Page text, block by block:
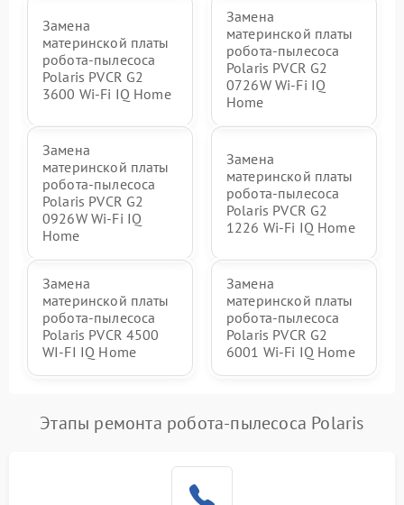
Замена
материнской платы
робота-пылесоса
Polaris PVCR G2
3600 Wi-Fi IQ Home
Замена
материнской платы
робота-пылесоса
Polaris PVCR G2
0726W Wi-Fi IQ
Home
Замена
материнской платы
робота-пылесоса
Polaris PVCR G2
0926W Wi-Fi IQ
Home
Замена
материнской платы
робота-пылесоса
Polaris PVCR G2
1226 Wi-Fi IQ Home
Замена
материнской платы
робота-пылесоса
Polaris PVCR 4500
WI-FI IQ Home
Замена
материнской платы
робота-пылесоса
Polaris PVCR G2
6001 Wi-Fi IQ Home
Этапы ремонта робота-пылесоса Polaris